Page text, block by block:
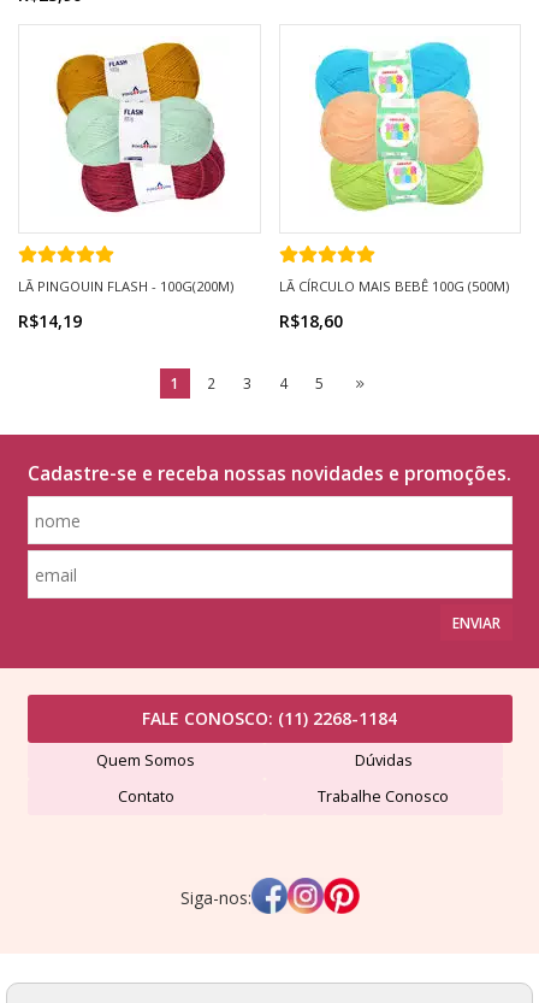
LÃ PINGOUIN FLASH - 100G(200M)
R$14,19
LÃ CÍRCULO MAIS BEBÊ 100G (500M)
R$18,60
1 2 3 4 5
Cadastre-se e receba nossas novidades e promoções.
ENVIAR
FALE CONOSCO: (11) 2268-1184
Quem Somos
Dúvidas
Contato
Trabalhe Conosco
Siga-nos:
Lã Formosa Comércio de Fios Ltda - CNPJ: 507491420001-24